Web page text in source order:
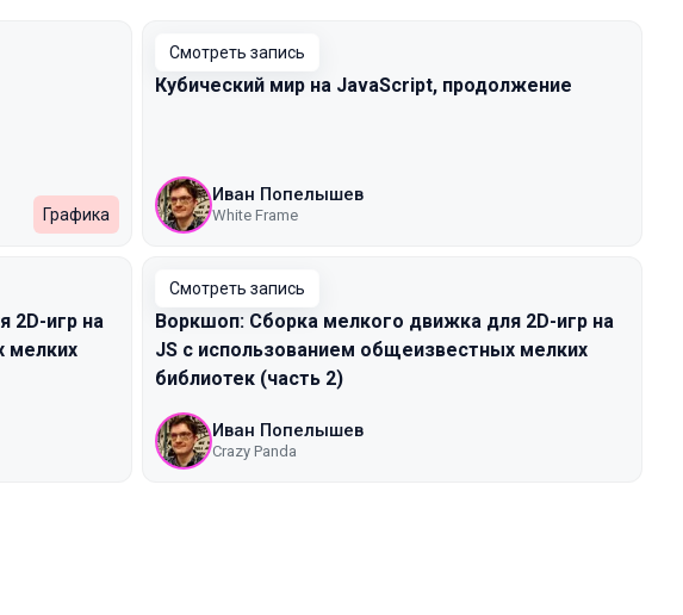
Графика
Смотреть запись
Кубический мир на JavaScript, продолжение
Иван Попелышев
White Frame
2D-игр на
мелких
Смотреть запись
Воркшоп: Сборка мелкого движка для 2D-игр на
JS с использованием общеизвестных мелких
библиотек (часть 2)
Иван Попелышев
Crazy Panda